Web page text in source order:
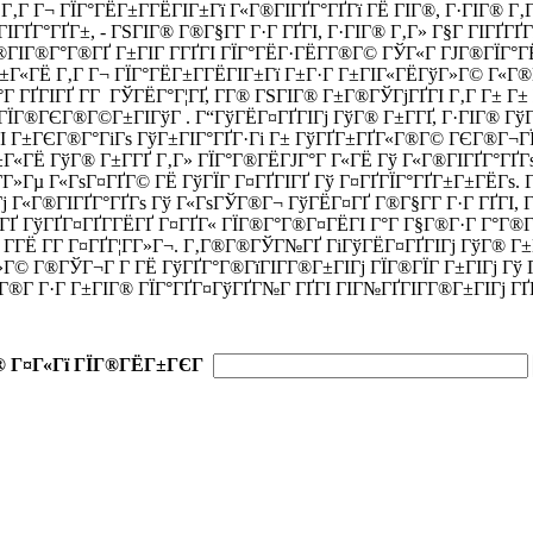
Г¬ ГЇГ°ГЁГ±Г­ГЁГІГ±Гї Г«Г®ГІГҐГ°ГҐГї ГЁ ГІГ®, Г·ГІГ®
- ГЅГІГ® Г®Г§Г­Г Г·Г ГҐГІ, Г·ГІГ® Г‚Г» Г§Г
Г±ГІГ Г­ГҐГІ ГЇГ°ГЁГ·ГЁГ­Г®Г© ГЎГ«Г
Г‚Г Г¬ ГЇГ°ГЁГ±Г­ГЁГІГ±Гї Г±Г·Г Г±ГІГ«ГЁГўГ»Г©
ГҐГІГҐ Г­Г ГЎГЁГ°Г¦ГҐ, Г­Г® ГЅГІГ® Г±Г®ГЎГјГҐГІ Г‚Г Г±
. Г“ГўГЁГ¤ГҐГІГј ГўГ® Г±Г­ГҐ, Г·ГІГ®
Г±ГЄГ®Г°ГіГѕ ГўГ±ГІГ°ГҐГ·Гі Г± ГўГҐГ±ГҐГ«Г®Г©
ГўГ® Г±Г­ГҐ Г‚Г» ГЇГ°Г®ГЁГЈГ°Г Г«ГЁ Гў
Г«ГѕГ¤ГҐГ© ГЁ ГўГЇГ Г¤ГҐГІГҐ Гў
Г«Г®ГІГҐГ°ГҐГѕ Гў Г«ГѕГЎГ®Г¬ ГўГЁГ¤ГҐ Г®Г§Г­Г Г·Г ГҐГІ,
ГўГҐГ¤ГҐГ­ГЁГҐ Г¤ГҐГ« ГЇГ®Г°Г®Г¤ГЁГІ Г°Г Г§Г®Г·Г
Г­Г Г¤ГҐГ¦Г­Г»Г¬. Г‚Г®Г®ГЎГ№ГҐ ГіГўГЁГ¤ГҐГІГј ГўГ®
Г®ГЎГ¬Г Г­ ГЁ ГўГҐГ°Г®ГїГІГ­Г®Г±ГІГј ГЇГ®ГЇГ Г±ГІГј Гў
Г·Г Г±ГІГ® ГЇГ°ГҐГ¤ГўГҐГ№Г ГҐГІ ГІГ№ГҐГІГ­Г®Г±ГІГј
Г¤Г«Гї ГЇГ®ГЁГ±ГЄГ